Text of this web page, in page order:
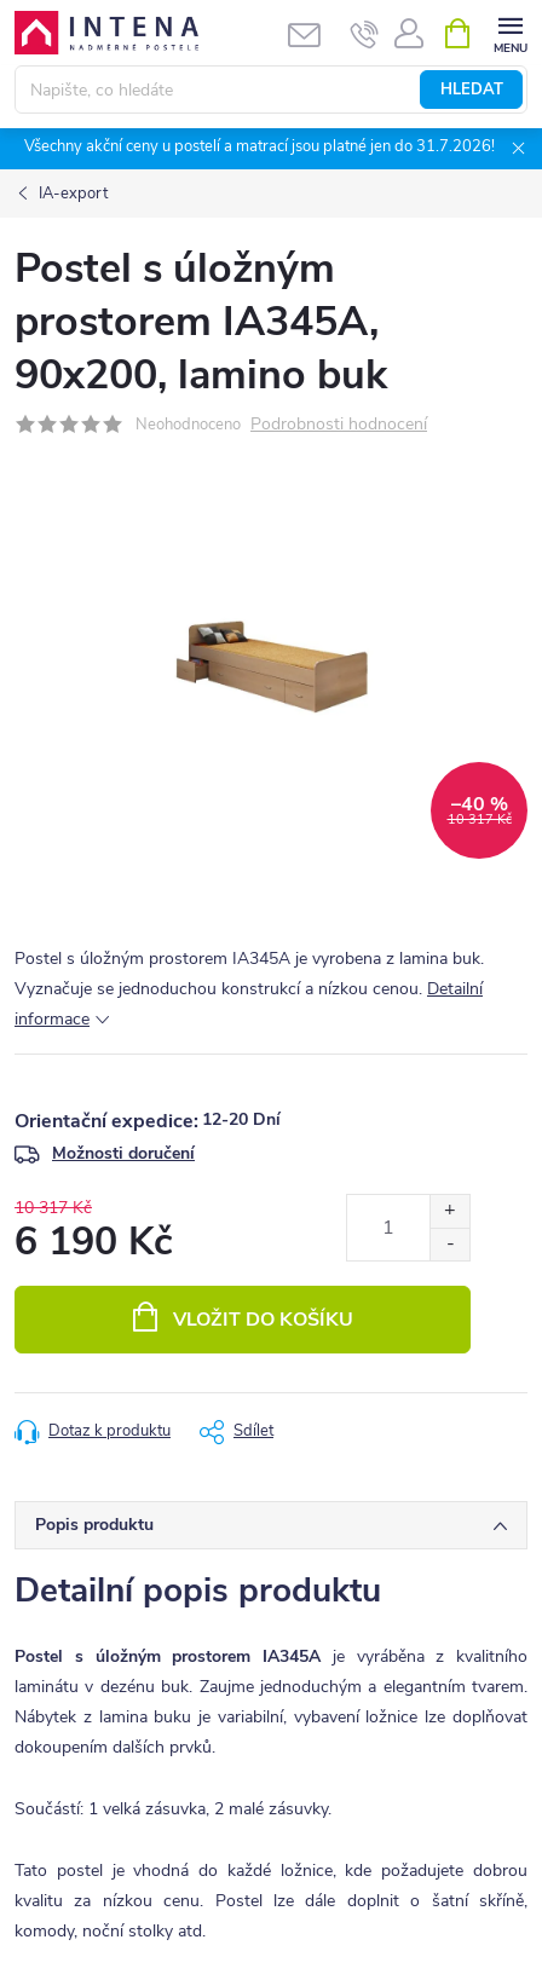
Přejít
obsah
HLEDAT
NÁKUPNÍ
KOŠÍK
Všechny akční ceny u postelí a matrací jsou platné jen do 31.7.2026!
IA-export
Postel s úložným
prostorem IA345A,
90x200, lamino buk
Neohodnoceno Podrobnosti hodnocení
10 317 Kč
–40 %
Postel s úložným prostorem IA345A je vyrobena z lamina buk.
Vyznačuje se jednoduchou konstrukcí a nízkou cenou. Detailní
informace
12-20 Dní
Možnosti doručení
10 317 Kč
6 190 Kč
VLOŽIT DO KOŠÍKU
Dotaz k produktu Sdílet
Popis produktu
Detailní popis produktu
Postel s úložným prostorem IA345A je vyráběna z kvalitního
laminátu v dezénu buk. Zaujme jednoduchým a elegantním tvarem.
Nábytek z lamina buku je variabilní, vybavení ložnice lze doplňovat
dokoupením dalších prvků.
Součástí: 1 velká zásuvka, 2 malé zásuvky.
Tato postel je vhodná do každé ložnice, kde požadujete dobrou
kvalitu za nízkou cenu. Postel lze dále doplnit o šatní skříně,
komody, noční stolky atd.